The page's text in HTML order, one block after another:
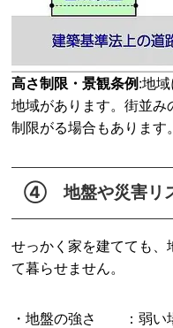
高さ制限・景観条例 :地
地域があります。街並
制限がる場合もあります。
④ 地盤や災害リ
せっかく家を建てても、
て暮らせません。
・地盤の強さ ：弱い